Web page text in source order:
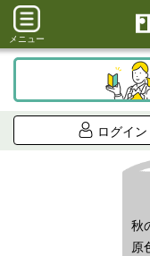
メニュー
ログイン
秋
原